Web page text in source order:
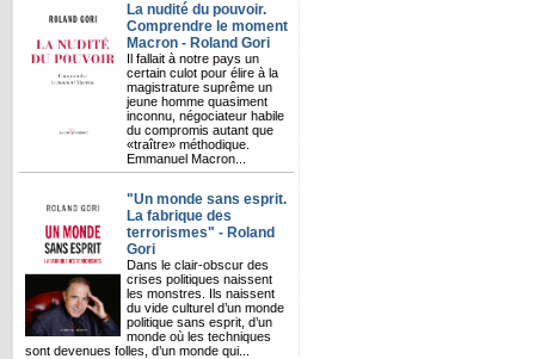
La nudité du pouvoir.
Comprendre le moment
Macron - Roland Gori
Il fallait à notre pays un
certain culot pour élire à la
magistrature suprême un
jeune homme quasiment
inconnu, négociateur habile
du compromis autant que
«traître» méthodique.
Emmanuel Macron...
"Un monde sans esprit.
La fabrique des
terrorismes" - Roland
Gori
Dans le clair-obscur des
crises politiques naissent
les monstres. Ils naissent
du vide culturel d’un monde
politique sans esprit, d’un
monde où les techniques
sont devenues folles, d’un monde qui...